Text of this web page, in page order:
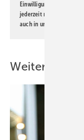
Einwilligung kann ich
jederzeit möglich.
auch in unserer
Weitere